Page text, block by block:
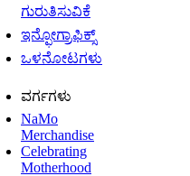
ಗುರುತಿಸುವಿಕೆ
ಇನ್ಫೋಗ್ರಾಫಿಕ್ಸ್
ಒಳನೋಟಗಳು
ವರ್ಗಗಳು
NaMo
Merchandise
Celebrating
Motherhood